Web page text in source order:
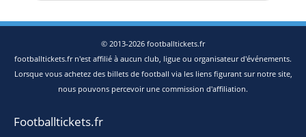
© 2013-2026 footballtickets.fr
footballtickets.fr n'est affilié à aucun club, ligue ou organisateur d'événements.
Lorsque vous achetez des billets de football via les liens figurant sur notre site,
nous pouvons percevoir une commission d'affiliation.
Footballtickets.fr